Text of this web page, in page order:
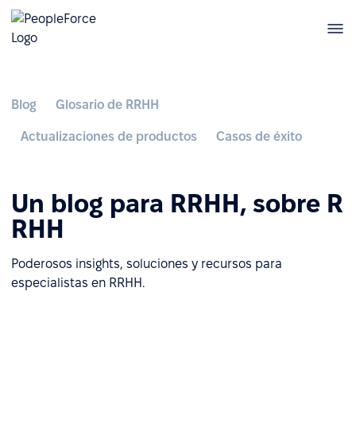
Blog Glosario de RRHH
Actualizaciones de productos Casos de éxito
Un blog para RRHH, sobre R
RHH
Poderosos insights, soluciones y recursos para
especialistas en RRHH.